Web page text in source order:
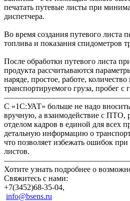
печатать путевые листы при
диспетчера.
Во время создания путевого листа
топлива и показания спидометров
После обработки путевого листа
продукта рассчитываются
наряде, простое, работе, количество
транспортируемого груза, пробег с
С «1С:УАТ» больше не надо
вручную, а взаимодействие с ПТО,
отделом кадров в единой для всех
детальную информацию о
что позволяет избежать ошибок
листов.
Хотите узнать подробнее о
Свяжитесь с нами:
+7(3452)68-35-04,
info@bsens.ru